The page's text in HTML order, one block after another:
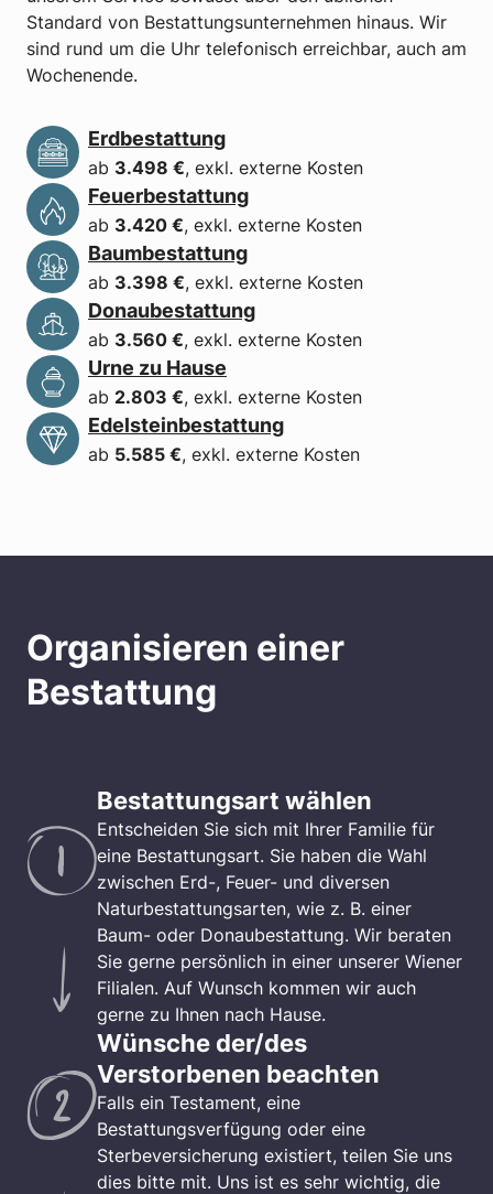
Standard von Bestattungsunternehmen hinaus. Wir
sind rund um die Uhr telefonisch erreichbar, auch am
Wochenende.
Erdbestattung
ab 3.498 €, exkl. externe Kosten
Feuerbestattung
ab 3.420 €, exkl. externe Kosten
Baumbestattung
ab 3.398 €, exkl. externe Kosten
Donaubestattung
ab 3.560 €, exkl. externe Kosten
Urne zu Hause
ab 2.803 €, exkl. externe Kosten
Edelsteinbestattung
ab 5.585 €, exkl. externe Kosten
Organisieren einer
Bestattung
Bestattungsart wählen
Entscheiden Sie sich mit Ihrer Familie für
eine Bestattungsart. Sie haben die Wahl
zwischen Erd-, Feuer- und diversen
Naturbestattungsarten, wie z. B. einer
Baum- oder Donaubestattung. Wir beraten
Sie gerne persönlich in einer unserer Wiener
Filialen. Auf Wunsch kommen wir auch
gerne zu Ihnen nach Hause.
Wünsche der/des
Verstorbenen beachten
Falls ein Testament, eine
Bestattungsverfügung oder eine
Sterbeversicherung existiert, teilen Sie uns
dies bitte mit. Uns ist es sehr wichtig, die